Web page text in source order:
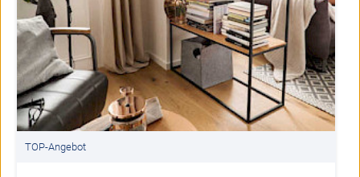
TOP-Angebot